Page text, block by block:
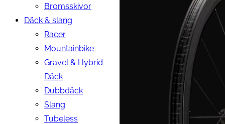
Bromsskivor
Däck & slang
Racer
Mountainbike
Gravel & Hybrid
Däck
Dubbdäck
Slang
Tubeless